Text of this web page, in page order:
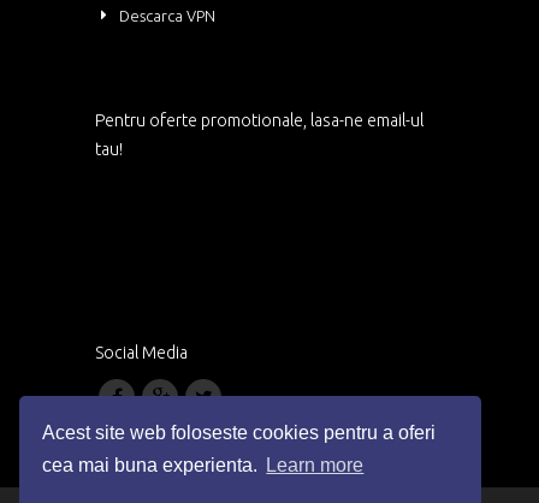
Acest site web foloseste cookies pentru a oferi
cea mai buna experienta.
Learn more
Descarca VPN
Pentru oferte promotionale, lasa-ne email-ul
tau!
Social Media